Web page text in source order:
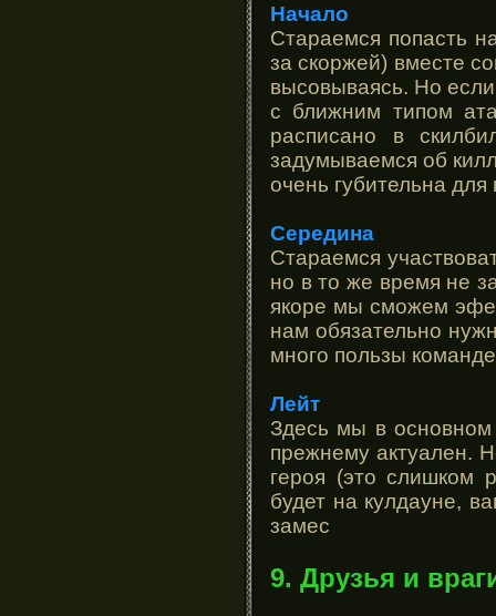
Начало
Стараемся попасть
за скоржей) вместе
высовываясь. Но
с ближним типом
расписано в
задумываемся об
очень губительна для
Середина
Стараемся
но в то же время не
якоре мы сможем
нам обязательно
много пользы
Лейт
Здесь мы в основном
прежнему актуален.
героя (это слишком
будет на кулдауне,
замес
9. Друзья и